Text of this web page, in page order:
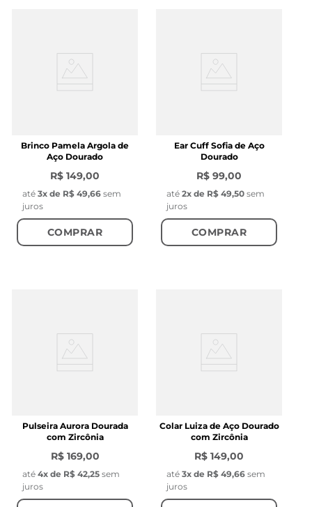
Brinco Pamela Argola de
Aço Dourado
R$ 149,00
até 3x de R$ 49,66 sem
juros
COMPRAR
Ear Cuff Sofia de Aço
Dourado
R$ 99,00
até 2x de R$ 49,50 sem
juros
COMPRAR
Pulseira Aurora Dourada
com Zircônia
R$ 169,00
até 4x de R$ 42,25 sem
juros
Colar Luiza de Aço Dourado
com Zircônia
R$ 149,00
até 3x de R$ 49,66 sem
juros